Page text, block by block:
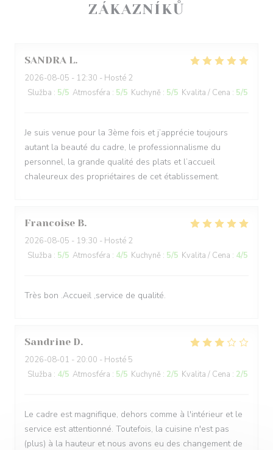
ZÁKAZNÍKŮ
SANDRA L
2026-08-05 - 12:30 - Hosté 2
Služba : 5/5 Atmosféra : 5/5 Kuchyně : 5/5 Kvalita / Cena : 5/5
Je suis venue pour la 3ème fois et j’apprécie toujours
autant la beauté du cadre, le professionnalisme du
personnel, la grande qualité des plats et l’accueil
chaleureux des propriétaires de cet établissement.
Francoise B
2026-08-05 - 19:30 - Hosté 2
Služba : 5/5 Atmosféra : 4/5 Kuchyně : 5/5 Kvalita / Cena : 4/5
Très bon .Accueil ,service de qualité.
Sandrine D
2026-08-01 - 20:00 - Hosté 5
Služba : 4/5 Atmosféra : 5/5 Kuchyně : 2/5 Kvalita / Cena : 2/5
Le cadre est magnifique, dehors comme à l'intérieur et le
service est attentionné. Toutefois, la cuisine n'est pas
(plus) à la hauteur et nous avons eu des changement de